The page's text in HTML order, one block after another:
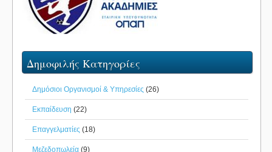
Δημοφιλής Κατηγορίες
Δημόσιοι Οργανισμοί & Υπηρεσίες (26)
Εκπαίδευση (22)
Επαγγελματίες (18)
Μεζεδοπωλεία (9)